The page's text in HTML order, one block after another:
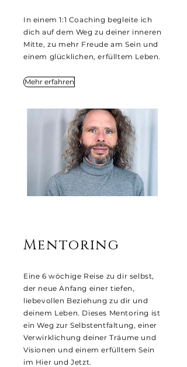
In einem 1:1 Coaching begleite ich
dich auf dem Weg zu deiner inneren
Mitte, zu mehr Freude am Sein und
einem glücklichen, erfülltem Leben.
Mehr erfahren
Mentoring
Eine 6 wöchige Reise zu dir selbst,
der neue Anfang einer tiefen,
liebevollen Beziehung zu dir und
deinem Leben. Dieses Mentoring ist
ein Weg zur Selbstentfaltung, einer
Verwirklichung deiner Träume und
Visionen und einem erfülltem Sein
im Hier und Jetzt.